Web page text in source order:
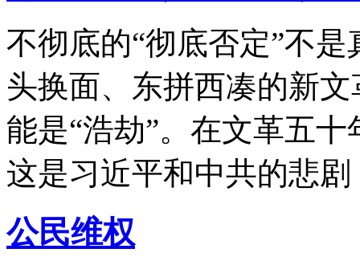
不彻底的“彻底否定”不
头换面、东拼西凑的新
能是“浩劫”。在文革五
这是习近平和中共的悲
公民维权